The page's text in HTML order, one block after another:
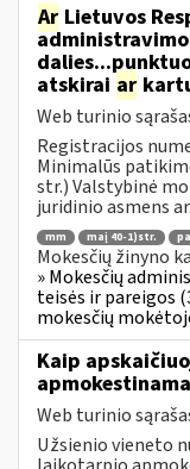
Ar Lietuvos
atskirai ar
Web turinio
Registracijos
Minimalūs
str.) Valstybinė
juridinio asmens
mm maį 40-1)str.
Mokesčių žinyno
» Mokesčių
teisės ir pareigos
mokesčių
Kaip
Web turinio
Užsienio vieneto